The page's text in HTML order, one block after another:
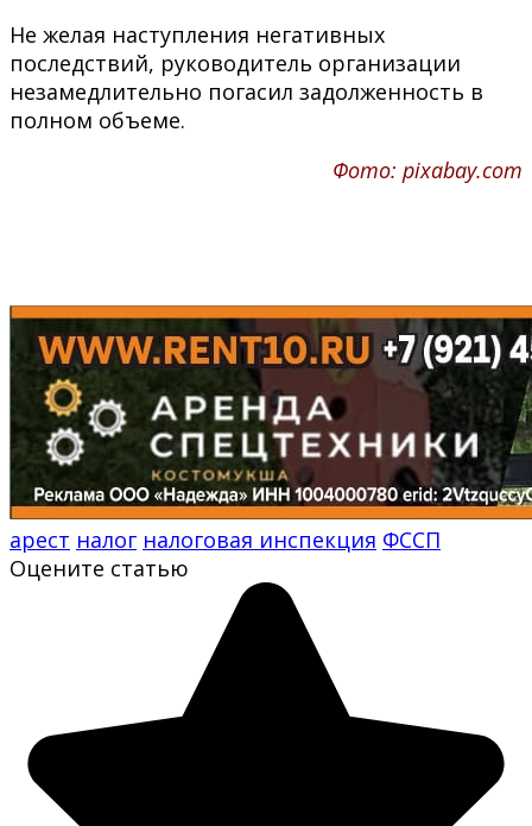
Не желая наступления негативных
последствий, руководитель организации
незамедлительно погасил задолженность в
полном объеме.
Фото: pixabay.com
арест налог налоговая инспекция ФССП
Оцените статью